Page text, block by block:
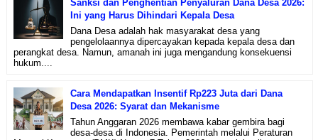
Sanksi dan Penghentian Penyaluran Dana Desa 2026:
Ini yang Harus Dihindari Kepala Desa
Dana Desa adalah hak masyarakat desa yang
pengelolaannya dipercayakan kepada kepala desa dan
perangkat desa. Namun, amanah ini juga mengandung konsekuensi
hukum....
Cara Mendapatkan Insentif Rp223 Juta dari Dana
Desa 2026: Syarat dan Mekanisme
Tahun Anggaran 2026 membawa kabar gembira bagi
desa-desa di Indonesia. Pemerintah melalui Peraturan